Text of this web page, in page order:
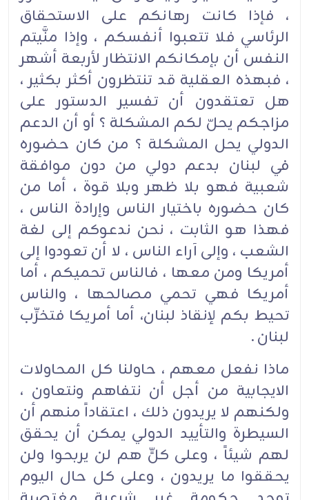
، فإذا كانت رهانكم على الاستحقاق
الرئاسي فلا تتعبوا أنفسكم ، وإذا منَّيتم
النفس أن بإمكانكم الانتظار لأربعة أشهر
، فبهذه العقلية قد تنتظرون أكثر بكثير ،
هل تعتقدون أن تفسير الدستور على
مزاجكم يحلّ لكم المشكلة ؟ أو أن الدعم
الدولي يحل المشكلة ؟ من كان حضوره
في لبنان بدعم دولي من دون موافقة
شعبية فهو بلا ظهر وبلا قوة ، أما من
كان حضوره باختيار الناس وإرادة الناس ،
فهذا هو الثابت ، نحن ندعوكم إلى لغة
الشعب ، وإلى آراء الناس ، لا أن تعودوا إلى
أمريكا ومن معها ، فالناس تحميكم ، أما
أمريكا فهي تحمي مصالحها ، والناس
تحيط بكم لإنقاذ لبنان، أما أمريكا فتخرِّب
لبنان .
ماذا نفعل معهم ، حاولنا كل المحاولات
الايجابية من أجل أن نتفاهم ونتعاون ،
ولكنهم لا يريدون ذلك ، اعتقاداً منهم أن
السيطرة والتأييد الدولي يمكن أن يحقق
لهم شيئاً ، وعلى كلٍّ هم لن يربحوا ولن
يحققوا ما يريدون ، وعلى كل حال اليوم